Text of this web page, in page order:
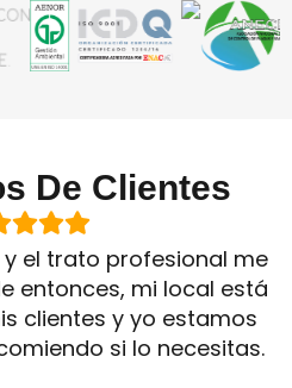
De Clientes
el trato profesional me
entonces, mi local está
clientes y yo estamos
si lo necesitas.